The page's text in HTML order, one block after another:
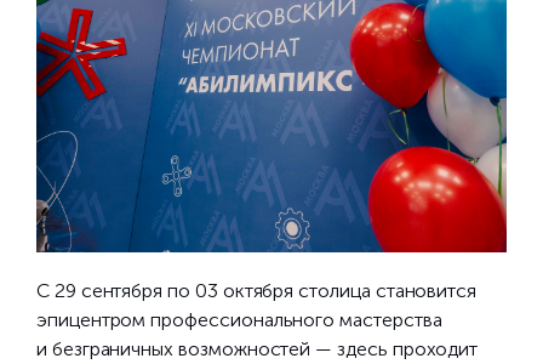
С 29 сентября по 03 октября столица становится
эпицентром профессионального мастерства
и безграничных возможностей — здесь проходит